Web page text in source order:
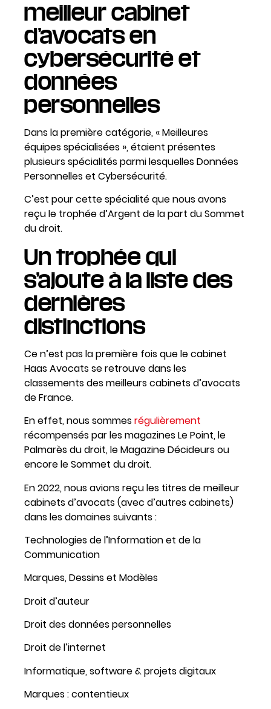
meilleur cabinet
d’avocats en
cybersécurité et
données
personnelles
Dans la première catégorie, « Meilleures
équipes spécialisées », étaient présentes
plusieurs spécialités parmi lesquelles Données
Personnelles et Cybersécurité.
C’est pour cette spécialité que nous avons
reçu le trophée d’Argent de la part du Sommet
du droit.
Un trophée qui
s’ajoute à la liste des
dernières
distinctions
Ce n’est pas la première fois que le cabinet
Haas Avocats se retrouve dans les
classements des meilleurs cabinets d’avocats
de France.
En effet, nous sommesrégulièrement
récompensés par les magazines Le Point, le
Palmarès du droit, le Magazine Décideurs ou
encore le Sommet du droit.
En 2022, nous avions reçu les titres de meilleur
cabinets d’avocats (avec d’autres cabinets)
dans les domaines suivants :
Technologies de l’Information et de la
Communication
Marques, Dessins et Modèles
Droit d’auteur
Droit des données personnelles
Droit de l’internet
Informatique, software & projets digitaux
Marques : contentieux